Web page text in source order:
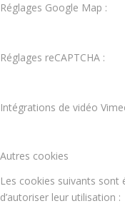
Réglages Google Map :
Réglages reCAPTCHA :
Intégrations de vidéo
Autres cookies
Les cookies suivants sont
d’autoriser leur utilisation :